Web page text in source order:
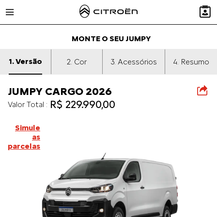
Menu Citroën
MONTE O SEU JUMPY
1.Versão 2. Cor 3. Acessórios 4. Resumo
JUMPY CARGO 2026
Valor Total R$ 229.990,00
Simule
as
parcelas